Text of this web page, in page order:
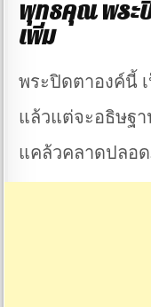
พุทธคุณ พระ
เพิ่ม
พระปิดตาองค์นี้
แล้วแต่จะอธิษฐ
แคล้วคลาดปลอ